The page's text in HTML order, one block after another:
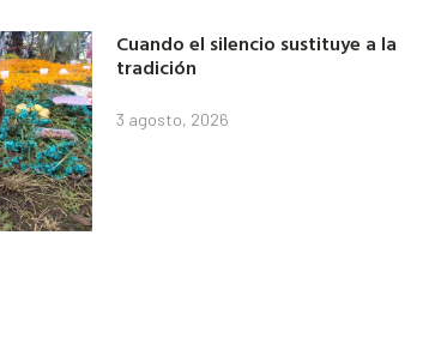
Cuando el silencio sustituye a la
tradición
3 agosto, 2026